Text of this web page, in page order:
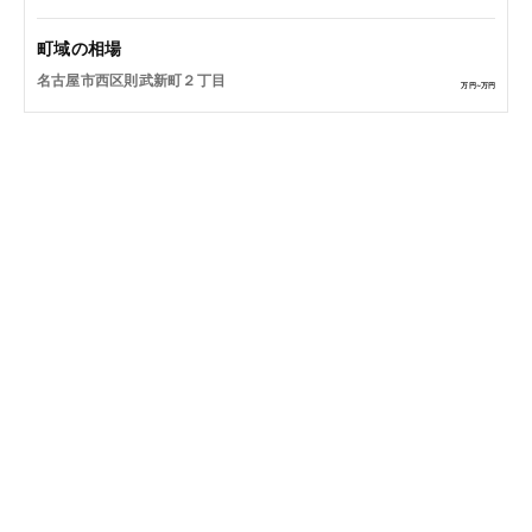
町域の相場
名古屋市西区則武新町２丁目 万円~万円